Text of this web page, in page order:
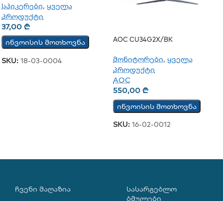
სპიკერები, ყველა
პროდუქტი
37,00 ₾
ინვოისის მოთხოვნა
SKU: 18-03-0004
AOC CU34G2X/BK
მონიტორები, ყველა
პროდუქტი
AOC
550,00 ₾
ინვოისის მოთხოვნა
SKU: 16-02-0012
ᲩᲕᲔᲜᲘ ᲛᲐᲦᲐᲖᲘᲐ
ᲡᲐᲡᲐᲠᲒᲔᲑᲚᲝ
ᲑᲛᲣᲚᲔᲑᲘ